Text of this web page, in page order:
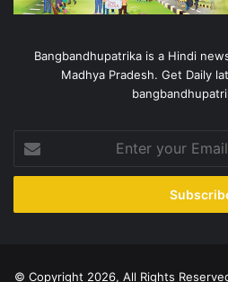
Bangbandhupatrika is a Hindi
Madhya Pradesh. Get Daily
your
Email
© Copyright 2026, All Rights Reserved